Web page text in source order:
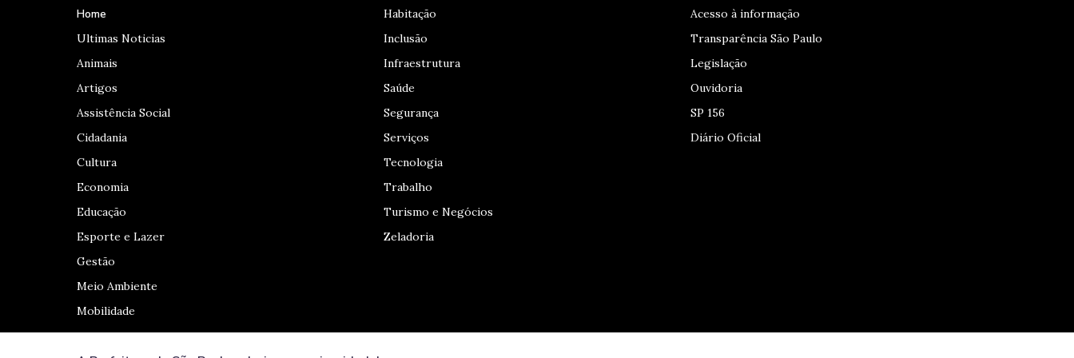
Home
Ultimas Noticias
Animais
Artigos
Assistência Social
Cidadania
Cultura
Economia
Educação
Esporte e Lazer
Gestão
Meio Ambiente
Mobilidade
Habitação
Inclusão
Infraestrutura
Saúde
Segurança
Serviços
Tecnologia
Trabalho
Turismo e Negócios
Zeladoria
Acesso à informação
Transparência São Paulo
Legislação
Ouvidoria
SP 156
Diário Oficial